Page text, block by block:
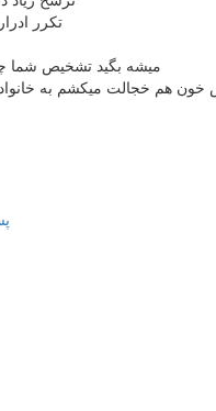
تکرر
میشه بگید تشخیص شما چیه 2 ماهه که ذهنم درگیره این
خون هم خجالت میکشم به